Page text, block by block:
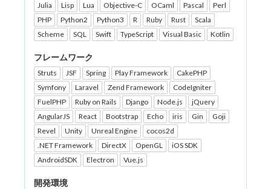
Julia
Lisp Lua Objective-C OCaml Pascal
Perl
PHP
Python2 Python3 R Ruby Rust
Scala
Scheme
SQL Swift TypeScript Visual Basic Kotlin
フレームワーク
Struts JSF Spring Play Framework
CakePHP
Symfony
Laravel Zend Framework
CodeIgniter
FuelPHP
Ruby on Rails Django Node.js
jQuery
AngularJS
React Bootstrap Echo iris Gin
Goji
Revel
Unity Unreal Engine
cocos2d
.NET Framework
DirectX OpenGL
iOS SDK
AndroidSDK
Electron Vue.js
開発環境